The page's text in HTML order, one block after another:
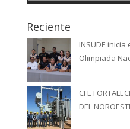
Reciente
INSUDE
Olimpiada
CFE
DEL